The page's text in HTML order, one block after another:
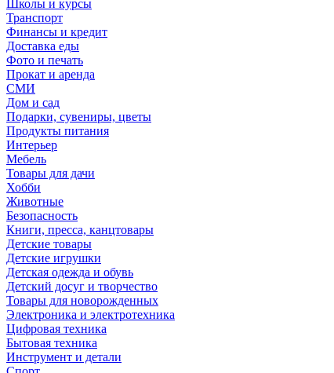
Школы и курсы
Транспорт
Финансы и кредит
Доставка еды
Фото и печать
Прокат и аренда
СМИ
Дом и сад
Подарки, сувениры, цветы
Продукты питания
Интерьер
Мебель
Товары для дачи
Хобби
Животные
Безопасность
Книги, пресса, канцтовары
Детские товары
Детские игрушки
Детская одежда и обувь
Детский досуг и творчество
Товары для новорожденных
Электроника и электротехника
Цифровая техника
Бытовая техника
Инструмент и детали